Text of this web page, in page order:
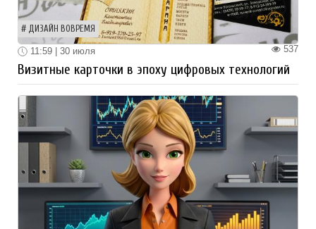
ДИЗАЙН ВОВРЕМЯ
537
11:59 | 30 июля
Визитные карточки в эпоху цифровых технологий